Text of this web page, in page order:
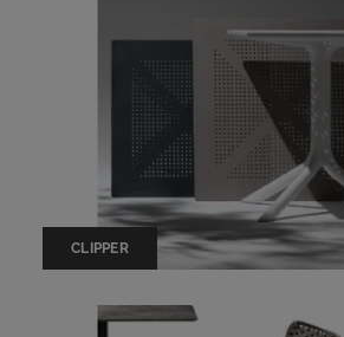
CLIPPER